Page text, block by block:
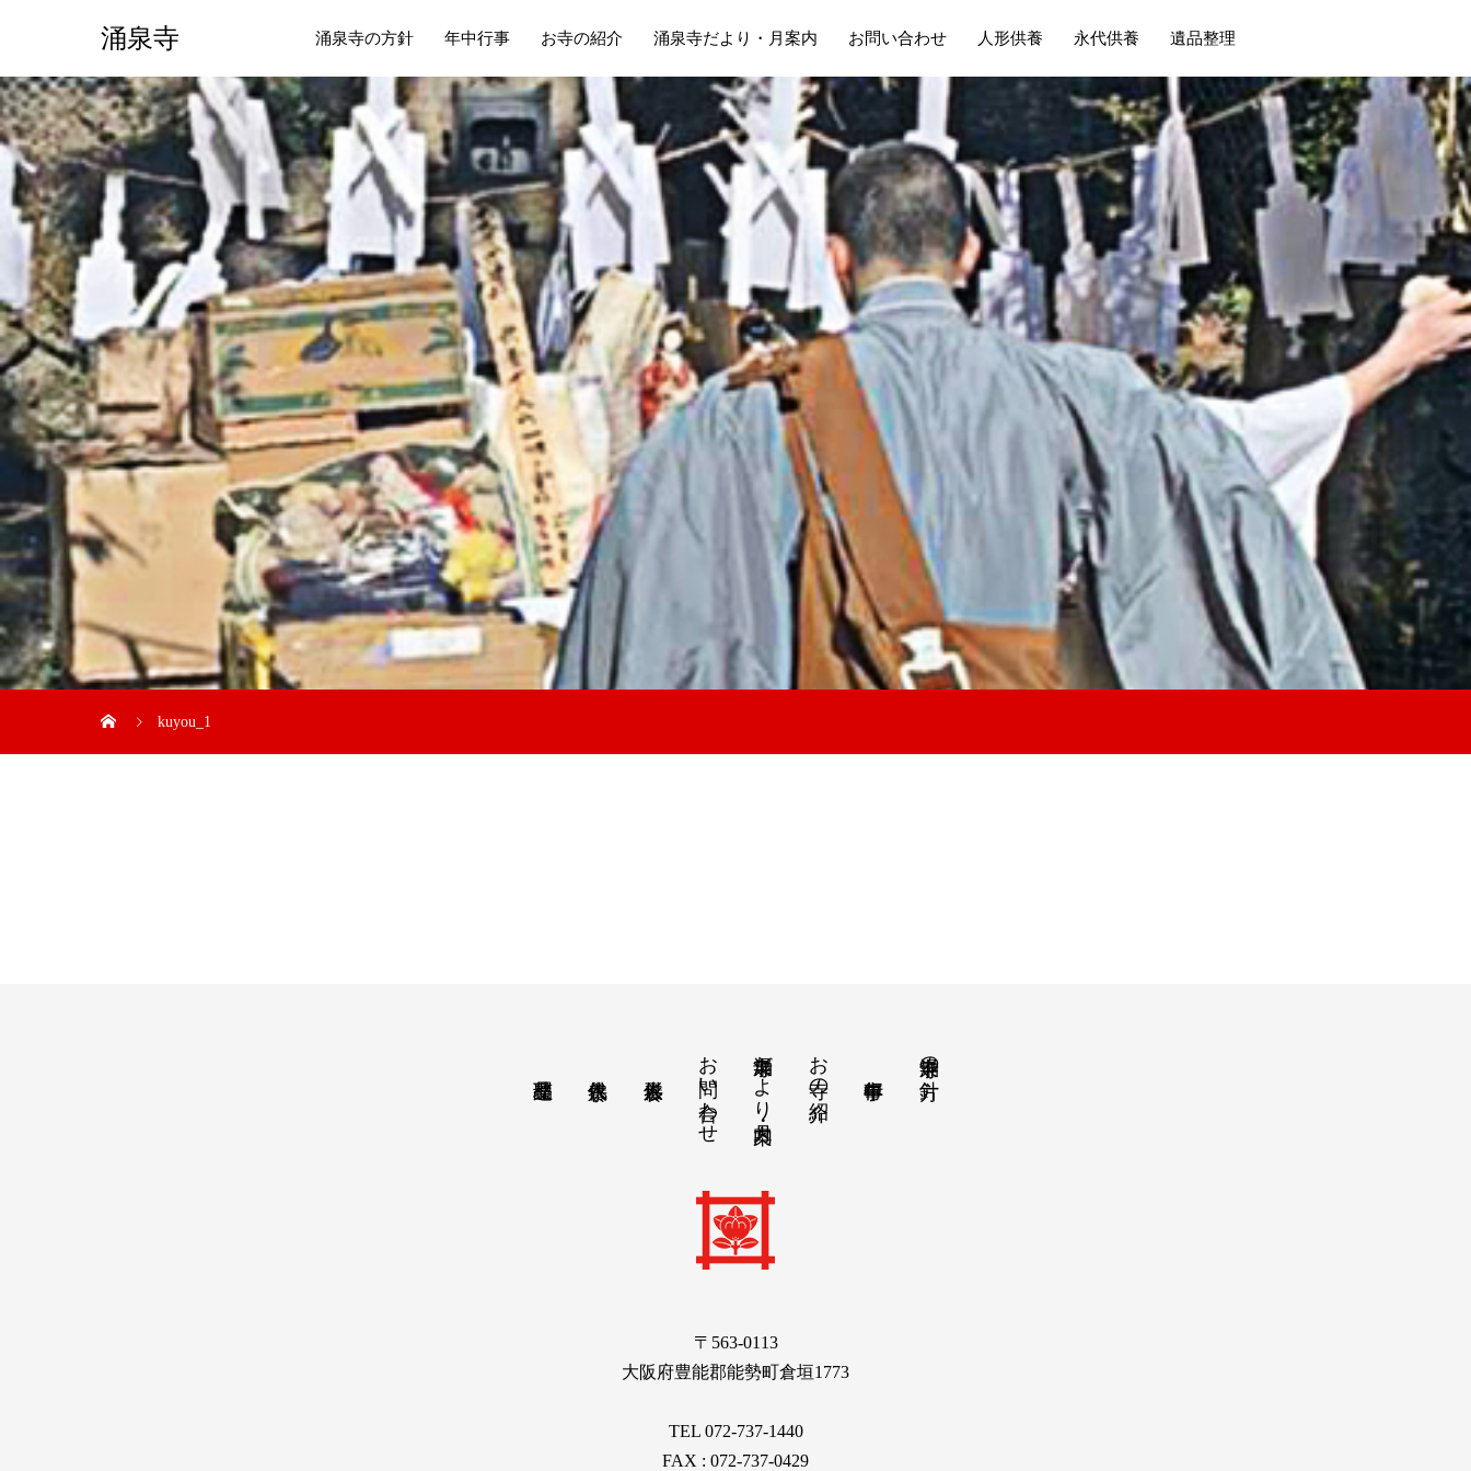
涌泉寺 涌泉寺の方針 年中行事 お寺の紹介 涌泉寺だより・月案内 お問い合わせ 人形供養 永代供養 遺品整理
kuyou_1
涌泉寺の方針
お寺の紹介
涌泉寺だより・月案内
お問い合わせ
〒563-0113
大阪府豊能郡能勢町倉垣1773
TEL 072-737-1440
FAX : 072-737-0429